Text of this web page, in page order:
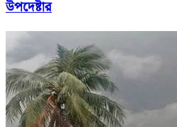
উপদেষ্টার